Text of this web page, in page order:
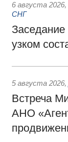
6 августа 2026,
СНГ
Заседание
узком
5 августа 2026,
Встреча
АНО